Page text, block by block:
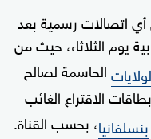
اتصالات رسمية بعد
يوم الثلاثاء، حيث من
الحاسمة لصالح
الاقتراع الغائب
بنسلفانيا، بحسب القناة.